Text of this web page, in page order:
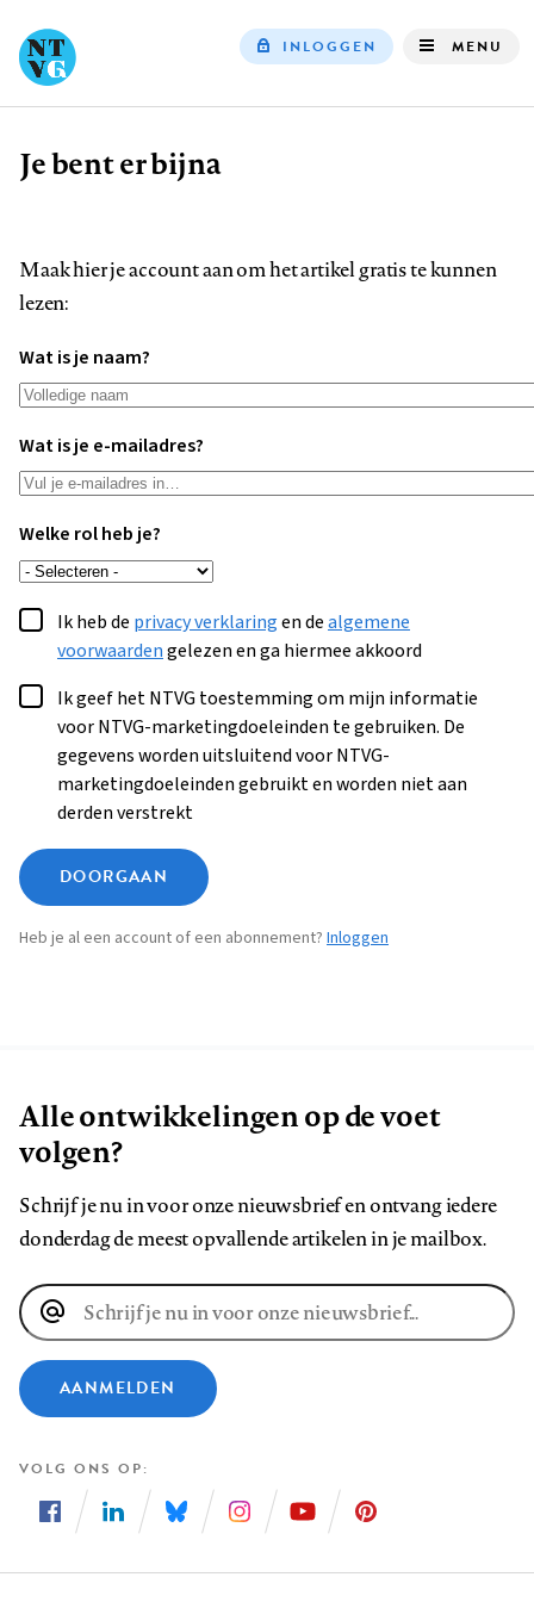
INLOGGEN MENU
Kruimelpad
Je bent er bijna
Maak hier je account aan om het artikel gratis te kunnen
lezen:
Wat is je naam?
Wat is je e-mailadres?
Welke rol heb je?
Ik heb de privacy verklaringen dealgemene
voorwaardengelezen en ga hiermee akkoord
Ik geef het NTVG toestemming om mijn informatie
voor NTVG-marketingdoeleinden te gebruiken. De
gegevens worden uitsluitend voor NTVG-
marketingdoeleinden gebruikt en worden niet aan
derden verstrekt
DOORGAAN
Heb je al een account of een abonnement? Inloggen
Alle ontwikkelingen op de voet
volgen?
Schrijf je nu in voor onze nieuwsbrief en ontvang iedere
donderdag de meest opvallende artikelen in je mailbox.
E-
mailadres
AANMELDEN
VOLG ONS OP
ons
ons
ons
ons
ons
ons